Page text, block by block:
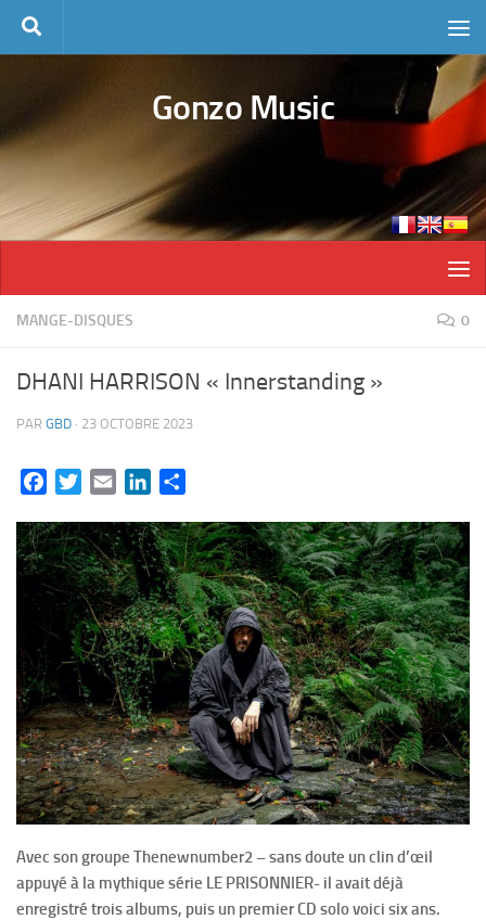
Skip to content
Gonzo Music
MANGE-DISQUES 0
DHANI HARRISON « Innerstanding »
PAR GBD · 23 OCTOBRE 2023
FacebookTwitterEmail LinkedIn
Avec son groupe Thenewnumber2 – sans doute un clin d’œil
appuyé à la mythique série LE PRISONNIER- il avait déjà
enregistré trois albums, puis un premier CD solo voici six ans.